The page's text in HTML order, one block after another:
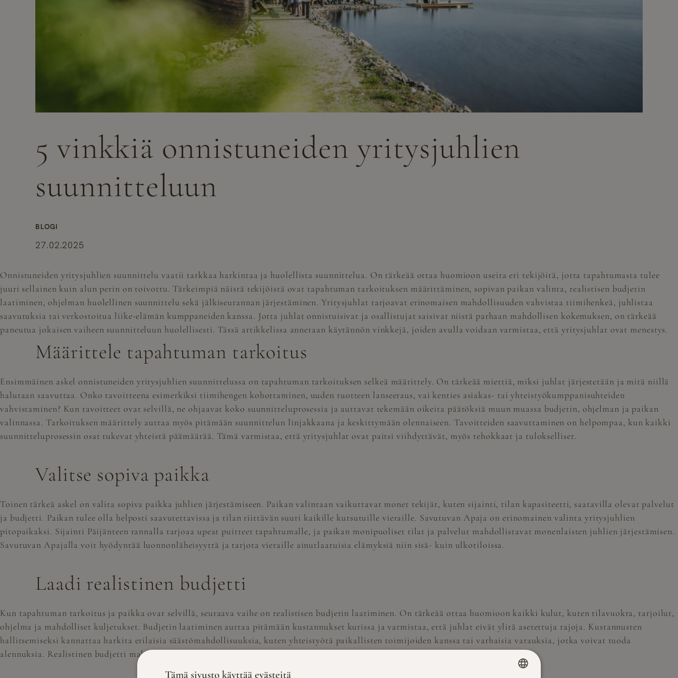
5 vinkkiä onnistuneiden yritysjuhlien
suunnitteluun
BLOGI
27.02.2025
Onnistuneiden yritysjuhlien suunnittelu vaatii tarkkaa harkintaa ja huolellista suunnittelua. On tärkeää ottaa huomioon useita eri tekijöitä, jotta tapahtumasta tulee
juuri sellainen kuin alun perin on toivottu. Tärkeimpiä näistä tekijöistä ovat tapahtuman tarkoituksen määrittäminen, sopivan paikan valinta, realistisen budjetin
laatiminen, ohjelman huolellinen suunnittelu sekä jälkiseurannan järjestäminen. Yritysjuhlat tarjoavat erinomaisen mahdollisuuden vahvistaa tiimihenkeä, juhlistaa
saavutuksia tai verkostoitua liike-elämän kumppaneiden kanssa. Jotta juhlat onnistuisivat ja osallistujat saisivat niistä parhaan mahdollisen kokemuksen, on tärkeää
paneutua jokaisen vaiheen suunnitteluun huolellisesti. Tässä artikkelissa annetaan käytännön vinkkejä, joiden avulla voidaan varmistaa, että yritysjuhlat ovat menestys.
Määrittele tapahtuman tarkoitus
Ensimmäinen askel onnistuneiden yritysjuhlien suunnittelussa on tapahtuman tarkoituksen selkeä määrittely. On tärkeää miettiä, miksi juhlat järjestetään ja mitä niillä
halutaan saavuttaa. Onko tavoitteena esimerkiksi tiimihengen kohottaminen, uuden tuotteen lanseeraus, vai kenties asiakas- tai yhteistyökumppanisuhteiden
vahvistaminen? Kun tavoitteet ovat selvillä, ne ohjaavat koko suunnitteluprosessia ja auttavat tekemään oikeita päätöksiä muun muassa budjetin, ohjelman ja paikan
valinnassa. Tarkoituksen määrittely auttaa myös pitämään suunnittelun linjakkaana ja keskittymään olennaiseen. Tavoitteiden saavuttaminen on helpompaa, kun kaikki
suunnitteluprosessin osat tukevat yhteistä päämäärää. Tämä varmistaa, että yritysjuhlat ovat paitsi viihdyttävät, myös tehokkaat ja tulokselliset.
Valitse sopiva paikka
Toinen tärkeä askel on valita sopiva paikka juhlien järjestämiseen. Paikan valintaan vaikuttavat monet tekijät, kuten sijainti, tilan kapasiteetti, saatavilla olevat palvelut
ja budjetti. Paikan tulee olla helposti saavutettavissa ja tilan riittävän suuri kaikille kutsutuille vieraille. Savutuvan Apaja on erinomainen valinta yritysjuhlien
pitopaikaksi. Sijainti Päijänteen rannalla tarjoaa upeat puitteet tapahtumalle, ja paikan monipuoliset tilat ja palvelut mahdollistavat monenlaisten juhlien järjestämisen.
Savutuvan Apajalla voit hyödyntää luonnonläheisyyttä ja tarjota vieraille ainutlaatuisia elämyksiä niin sisä- kuin ulkotiloissa.
Laadi realistinen budjetti
Kun tapahtuman tarkoitus ja paikka ovat selvillä, seuraava vaihe on realistisen budjetin laatiminen. On tärkeää ottaa huomioon kaikki kulut, kuten tilavuokra, tarjoilut,
ohjelma ja mahdolliset kuljetukset. Budjetin laatiminen auttaa pitämään kustannukset kurissa ja varmistaa, että juhlat eivät ylitä asetettuja rajoja. Kustannusten
hallitsemiseksi kannattaa harkita erilaisia säästömahdollisuuksia, kuten yhteistyötä paikallisten toimijoiden kanssa tai varhaisia varauksia, jotka voivat tuoda
alennuksia. Realistinen budjetti mahdollistaa sen, että yritysjuhlat voidaan toteuttaa suunnitellusti ja onnistuneesti.
Tämä sivusto käyttää evästeitä